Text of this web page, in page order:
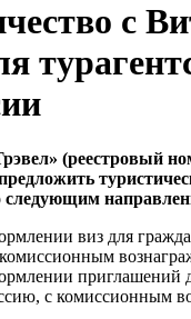
с
(реестровый
следующим
виз для
приглашений
с комиссионным